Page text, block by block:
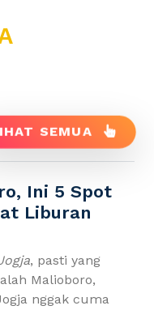
SEMUA
Ini 5 Spot
Liburan
, pasti yang
Malioboro,
nggak cuma